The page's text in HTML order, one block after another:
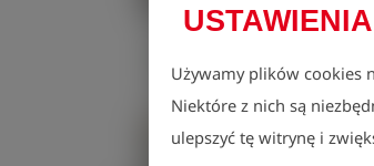
Używamy plików cookies
Niektóre z nich są
ulepszyć tę witrynę i